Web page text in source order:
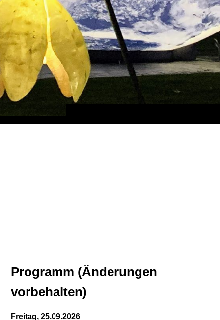
Programm (Änderungen
vorbehalten)
Freitag, 25.09.2026